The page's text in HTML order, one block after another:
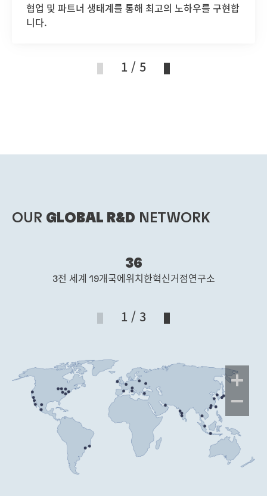
협업 및 파트너 생태계를 통해 최고의 노하우를 구현합
니다.
1 / 5
OUR GLOBAL R&D NETWORK
36
3전 세계 19개국에위치한혁신거점연구소
1 / 3